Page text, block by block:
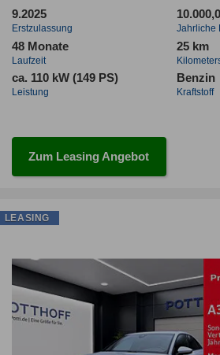
9.2025
Erstzulassung Jahrliche
48 Monate
Laufzeit
25 km
ca. 110 kW (149 PS)
Leistung
Benzin
Kraftstoff
Zum Leasing Angebot
LEASING